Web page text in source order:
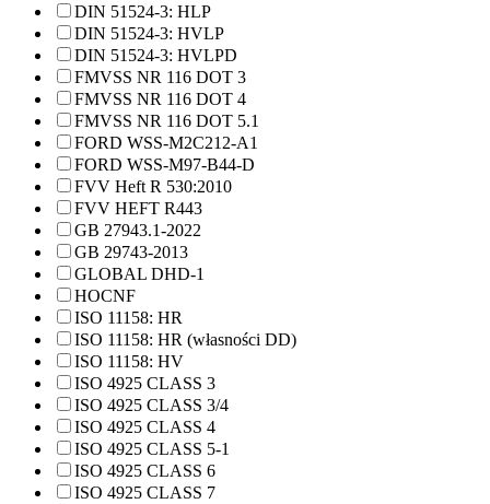
DIN 51524-3: HLP
DIN 51524-3: HVLP
DIN 51524-3: HVLPD
FMVSS NR 116 DOT 3
FMVSS NR 116 DOT 4
FMVSS NR 116 DOT 5.1
FORD WSS-M2C212-A1
FORD WSS-M97-B44-D
FVV Heft R 530:2010
FVV HEFT R443
GB 27943.1-2022
GB 29743-2013
GLOBAL DHD-1
HOCNF
ISO 11158: HR
ISO 11158: HR (własności DD)
ISO 11158: HV
ISO 4925 CLASS 3
ISO 4925 CLASS 3/4
ISO 4925 CLASS 4
ISO 4925 CLASS 5-1
ISO 4925 CLASS 6
ISO 4925 CLASS 7